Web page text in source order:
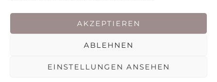
AKZEPTIEREN
ABLEHNEN
EINSTELLUNGEN ANSEHEN
Legal notice Data protection policy
Cookie policy (EU)